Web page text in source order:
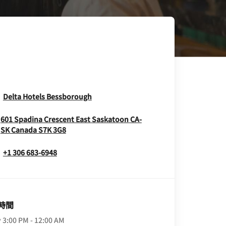
Delta Hotels BessboroughOpens In New Window
601 Spadina Crescent EastSaskatoonCA-
SKCanadaS7K 3G8Opens In New Window
+1 306 683-6948
間
3:00 PM - 12:00 AM